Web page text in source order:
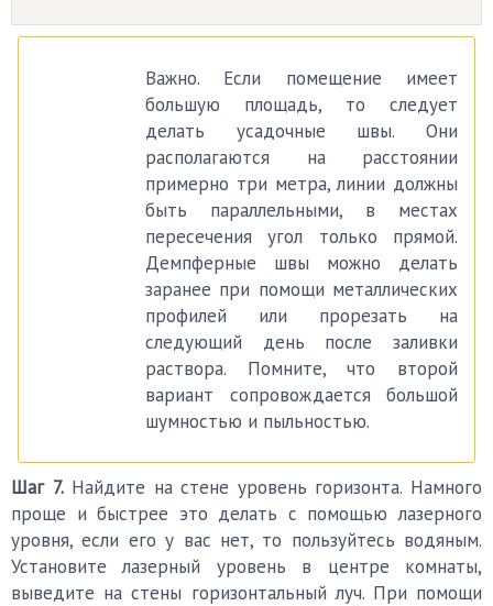
Важно. Если помещение имеет
большую площадь, то следует
делать усадочные швы. Они
располагаются на расстоянии
примерно три метра, линии должны
быть параллельными, в местах
пересечения угол только прямой.
Демпферные швы можно делать
заранее при помощи металлических
профилей или прорезать на
следующий день после заливки
раствора. Помните, что второй
вариант сопровождается большой
шумностью и пыльностью.
Шаг 7.Найдите на стене уровень горизонта. Намного
проще и быстрее это делать с помощью лазерного
уровня, если его у вас нет, то пользуйтесь водяным.
Установите лазерный уровень в центре комнаты,
выведите на стены горизонтальный луч. При помощи